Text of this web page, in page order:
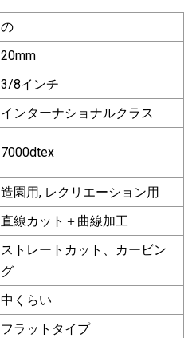
の
20mm
3/8インチ
インターナショナルクラス
7000dtex
造園用, レクリエーション用
直線カット＋曲線加工
ストレートカット、カービン
グ
中くらい
フラットタイプ